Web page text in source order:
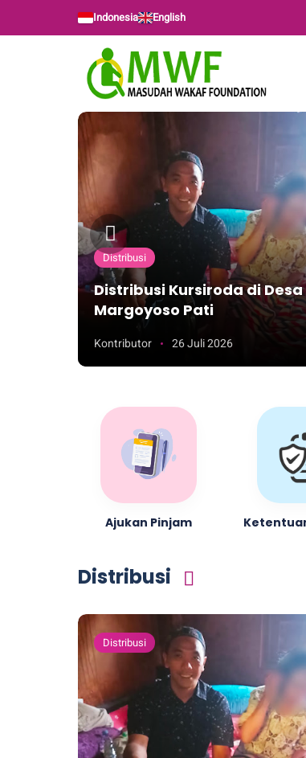
Indonesia English
Distribusi
Distribusi Kursiroda di
Margoyoso Pati
Kontributor 26 Juli 2026
Ajukan Pinjam
Distribusi
Distribusi